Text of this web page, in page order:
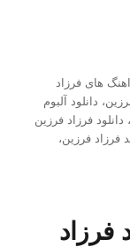
برچسب‌ها
اهنگ های فرزاد
، دانلود آلبوم
، دانلود فرزاد فرزین
فرزین،
فرزاد